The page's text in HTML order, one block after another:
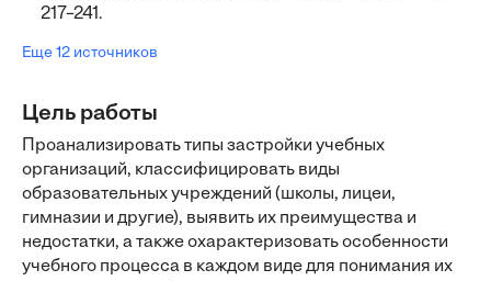
217–241.
Еще 12 источников
Цель работы
Проанализировать типы застройки учебных
организаций, классифицировать виды
образовательных учреждений (школы, лицеи,
гимназии и другие), выявить их преимущества и
недостатки, а также охарактеризовать особенности
учебного процесса в каждом виде для понимания их